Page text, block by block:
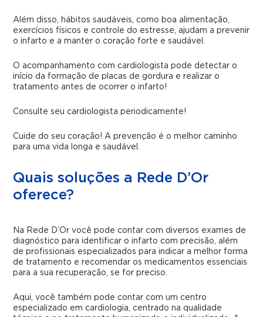
Além disso, hábitos saudáveis, como boa alimentação,
exercícios físicos e controle do estresse, ajudam a prevenir
o infarto e a manter o coração forte e saudável.
O acompanhamento com cardiologista pode detectar o
início da formação de placas de gordura e realizar o
tratamento antes de ocorrer o infarto!
Consulte seu cardiologista periodicamente!
Cuide do seu coração! A prevenção é o melhor caminho
para uma vida longa e saudável.
Quais soluções a Rede D’Or
oferece?
Na Rede D’Or você pode contar com diversos exames de
diagnóstico para identificar o infarto com precisão, além
de profissionais especializados para indicar a melhor forma
de tratamento e recomendar os medicamentos essenciais
para a sua recuperação, se for preciso.
Aqui, você também pode contar com um centro
especializado em cardiologia, centrado na qualidade